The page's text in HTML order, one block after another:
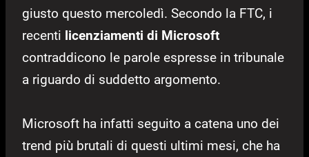
giusto questo mercoledì. Secondo la FTC, i
recenti licenziamenti di Microsoft
contraddicono le parole espresse in tribunale
a riguardo di suddetto argomento.
Microsoft ha infatti seguito a catena uno dei
trend più brutali di questi ultimi mesi, che ha